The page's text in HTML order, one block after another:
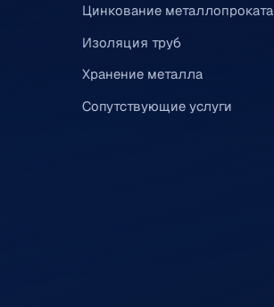
Цинкование металлопроката
Изоляция труб
Хранение металла
Сопутствующие услуги